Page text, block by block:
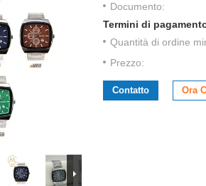
Documento:
Termini di
Quantità di ordine
Prezzo:
Contatto Ora